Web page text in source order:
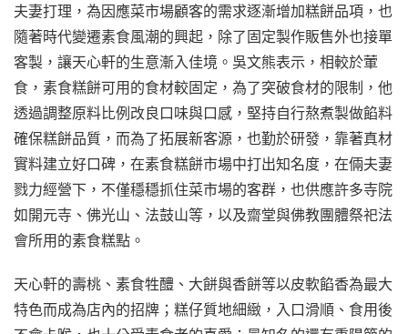
夫妻打理，為因應菜市場顧客的需求逐漸增加糕餅品項，也
隨著時代變遷素食風潮的興起，除了固定製作販售外也接單
客製，讓天心軒的生意漸入佳境。吳文熊表示，相較於葷
食，素食糕餅可用的食材較固定，為了突破食材的限制，他
透過調整原料比例改良口味與口感，堅持自行熬煮製做餡料
確保糕餅品質，而為了拓展新客源，也勤於研發，靠著真材
實料建立好口碑，在素食糕餅市場中打出知名度，在倆夫妻
戮力經營下，不僅穩穩抓住菜市場的客群，也供應許多寺院
如開元寺、佛光山、法鼓山等，以及齋堂與佛教團體祭祀法
會所用的素食糕點。
天心軒的壽桃、素食牲醴、大餅與香餅等以皮軟餡香為最大
特色而成為店內的招牌；糕仔質地細緻，入口滑順、食用後